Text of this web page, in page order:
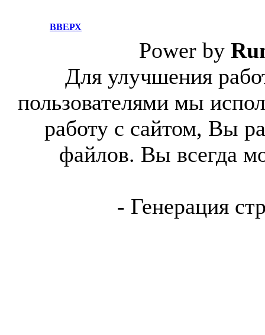
ВВЕРХ
Power by
Для улучшения
пользователями мы
работу с сайтом, Вы
файлов. Вы всегда
- Генерация